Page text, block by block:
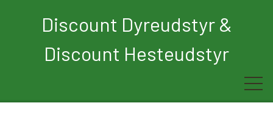
Discount Dyreudstyr &
Discount Hesteudstyr